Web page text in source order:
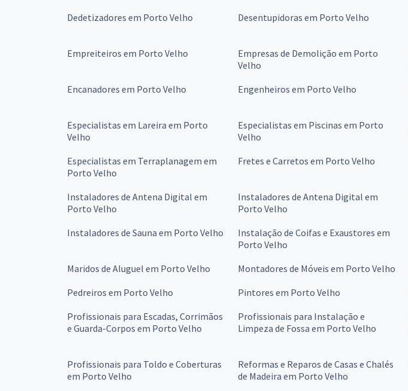
Dedetizadores em Porto Velho Desentupidoras em Porto Velho
Empreiteiros em Porto Velho
Empresas de Demolição em Porto
Velho
Encanadores em Porto Velho
Engenheiros em Porto Velho
Especialistas em Lareira em Porto
Velho
Especialistas em Piscinas em Porto
Velho
Especialistas em Terraplanagem em
Porto Velho
Fretes e Carretos em Porto Velho
Instaladores de Antena Digital em
Porto Velho
Instaladores de Antena Digital em
Porto Velho
Instaladores de Sauna em Porto Velho
Instalação de Coifas e Exaustores em
Porto Velho
Maridos de Aluguel em Porto Velho Montadores de Móveis em Porto Velho
Pedreiros em Porto Velho
Pintores em Porto Velho
Profissionais para Escadas, Corrimãos
e Guarda-Corpos em Porto Velho
Profissionais para Instalação e
Limpeza de Fossa em Porto Velho
Profissionais para Toldo e Coberturas
em Porto Velho
Reformas e Reparos de Casas e Chalés
de Madeira em Porto Velho